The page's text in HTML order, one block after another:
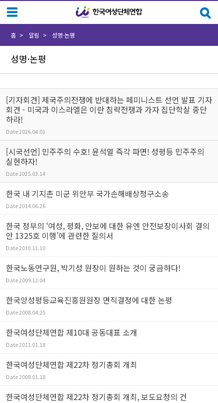
성명·논평
홈 알림 성명·논평
[기자회견] 제국주의전쟁에 반대하는 페미니스트 선언 발표 기자
회견 - 미국과 이스라엘은 이란 침략전쟁과 가자 집단학살 중단
하라!
Date2026.04.01
[시국선언] 민주주의 수호! 윤석열 즉각 파면! 성평등 민주주의
실현하자!
Date2025.03.14
한국 내 기지촌 미군 위안부 국가손해배상청구소송
Date2014.06.26
한국 정부의 ‘여성, 평화, 안보에 대한 유엔 안전보장이사회 결의
안 1325호 이행’에 관련한 질의서
Date2010.11.10
한국노동연구원, 박기성 원장이 원하는 것이 궁금하다!
Date2009.12.04
한국양성평등교육진흥원원장 면직결정에 대한 논평
Date2008.04.25
한국여성단체연합 제10대 공동대표 소개
Date2011.01.18
한국여성단체연합 제22차 정기총회 개최
Date2008.01.18
한국여성단체연합 제22차 정기총회 개최, 보도요청의 건